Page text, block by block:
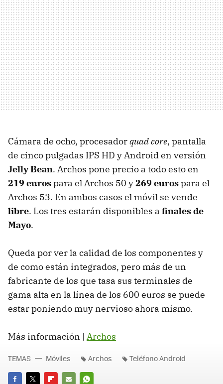
Cámara de ocho, procesadorquad core, pantalla
de cinco pulgadas IPS HD y Android en versión
Jelly Bean. Archos pone precio a todo esto en
219 eurospara el Archos 50 y269 eurospara el
Archos 53. En ambos casos el móvil se vende
libre. Los tres estarán disponibles a finales de
Mayo.
Queda por ver la calidad de los componentes y
de como están integrados, pero más de un
fabricante de los que tasa sus terminales de
gama alta en la línea de los 600 euros se puede
estar poniendo muy nervioso ahora mismo.
Más información | Archos
TEMAS Móviles Archos Teléfono Android